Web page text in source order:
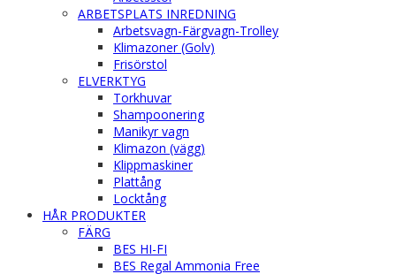
ARBETSPLATS INREDNING
Arbetsvagn-Färgvagn-Trolley
Klimazoner (Golv)
Frisörstol
ELVERKTYG
Torkhuvar
Shampoonering
Manikyr vagn
Klimazon (vägg)
Klippmaskiner
Plattång
Locktång
HÅR PRODUKTER
FÄRG
BES HI-FI
BES Regal Ammonia Free